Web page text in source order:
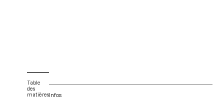
Table
des
matièresInfos